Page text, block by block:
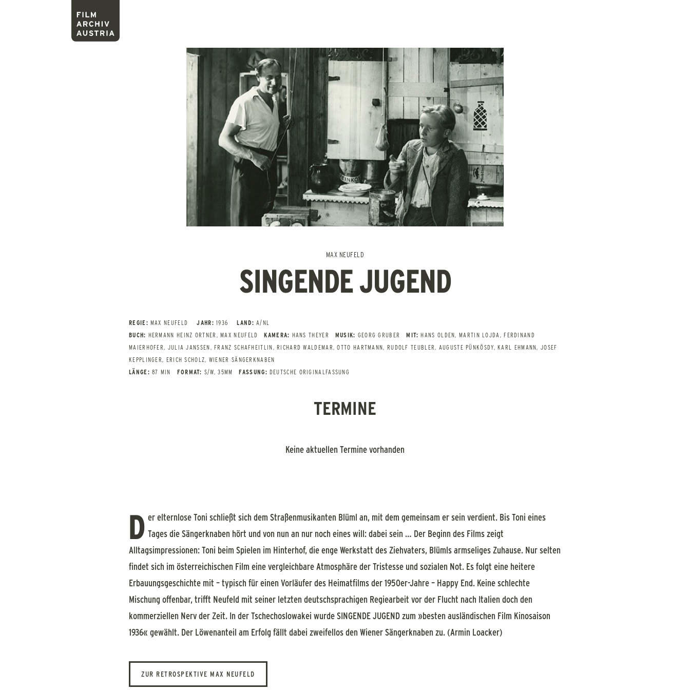
MAX NEUFELD
SINGENDE JUGEND
REGIE: MAX NEUFELD JAHR: 1936 LAND: A/NL
BUCH: HERMANN HEINZ ORTNER, MAX NEUFELD KAMERA: HANS THEYER MUSIK: GEORG GRUBER MIT: HANS OLDEN, MARTIN LOJDA, FERDINAND
MAIERHOFER, JULIA JANSSEN, FRANZ SCHAFHEITLIN, RICHARD WALDEMAR, OTTO HARTMANN, RUDOLF TEUBLER, AUGUSTE PÜNKÖSDY, KARL EHMANN, JOSEF
KEPPLINGER, ERICH SCHOLZ, WIENER SÄNGERKNABEN
LÄNGE: 87 MIN FORMAT: S/W, 35MM FASSUNG: DEUTSCHE ORIGINALFASSUNG
TERMINE
Keine aktuellen Termine vorhanden
D er elternlose Toni schließt sich dem Straßenmusikanten Blüml an, mit dem gemeinsam er sein verdient. Bis Toni eines
Tages die Sängerknaben hört und von nun an nur noch eines will: dabei sein … Der Beginn des Films zeigt
Alltagsimpressionen: Toni beim Spielen im Hinterhof, die enge Werkstatt des Ziehvaters, Blümls armseliges Zuhause. Nur selten
findet sich im österreichischen Film eine vergleichbare Atmosphäre der Tristesse und sozialen Not. Es folgt eine heitere
Erbauungsgeschichte mit – typisch für einen Vorläufer des Heimatfilms der 1950er-Jahre – Happy End. Keine schlechte
Mischung offenbar, trifft Neufeld mit seiner letzten deutschsprachigen Regiearbeit vor der Flucht nach Italien doch den
kommerziellen Nerv der Zeit. In der Tschechoslowakei wurde SINGENDE JUGEND zum »besten ausländischen Film Kinosaison
1936« gewählt. Der Löwenanteil am Erfolg fällt dabei zweifellos den Wiener Sängerknaben zu. (Armin Loacker)
ZUR RETROSPEKTIVE MAX NEUFELD